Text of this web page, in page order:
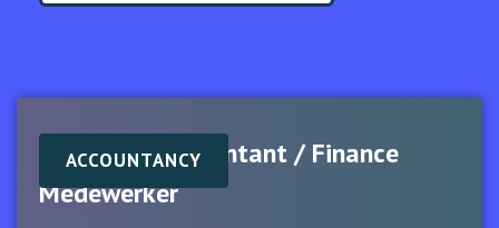
ACCOUNTANCY
Assistent Accountant / Finance
Medewerker